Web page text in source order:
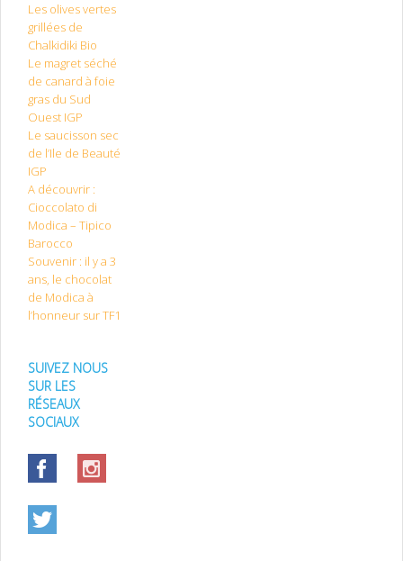
Les olives vertes
grillées de
Chalkidiki Bio
Le magret séché
de canard à foie
gras du Sud
Ouest IGP
Le saucisson sec
de l’Ile de Beauté
IGP
A découvrir :
Cioccolato di
Modica – Tipico
Barocco
Souvenir : il y a 3
ans, le chocolat
de Modica à
l’honneur sur TF1
SUIVEZ NOUS
SUR LES
RÉSEAUX
SOCIAUX